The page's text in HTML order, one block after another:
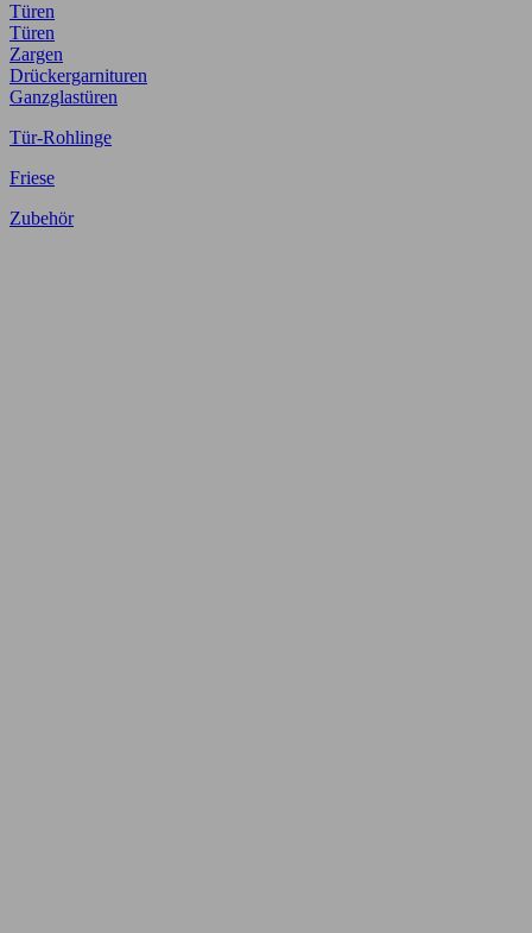
Türen
Türen
Zargen
Drückergarnituren
Ganzglastüren
Tür-Rohlinge
Friese
Zubehör